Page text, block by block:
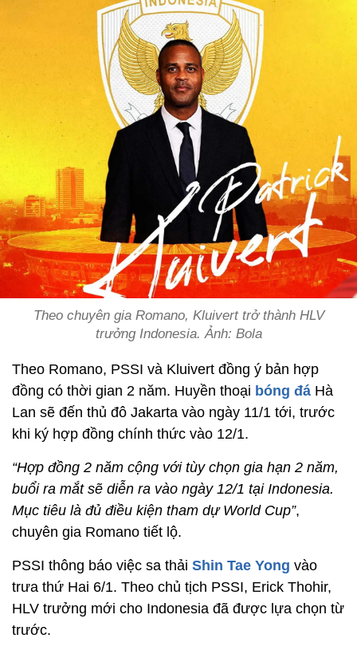
Theo chuyên gia Romano, Kluivert trở thành HLV
trưởng Indonesia. Ảnh: Bola
Theo Romano, PSSI và Kluivert đồng ý bản hợp
đồng có thời gian 2 năm. Huyền thoại bóng đá Hà
Lan sẽ đến thủ đô Jakarta vào ngày 11/1 tới, trước
khi ký hợp đồng chính thức vào 12/1.
“Hợp đồng 2 năm cộng với tùy chọn gia hạn 2 năm,
buổi ra mắt sẽ diễn ra vào ngày 12/1 tại Indonesia.
Mục tiêu là đủ điều kiện tham dự World Cup”,
chuyên gia Romano tiết lộ.
PSSI thông báo việc sa thải Shin Tae Yong vào
trưa thứ Hai 6/1. Theo chủ tịch PSSI, Erick Thohir,
HLV trưởng mới cho Indonesia đã được lựa chọn từ
trước.